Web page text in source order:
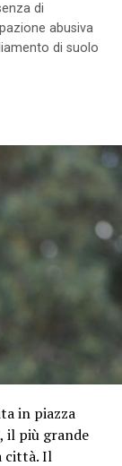
di
abusiva
di suolo
in piazza
il più grande
città. Il